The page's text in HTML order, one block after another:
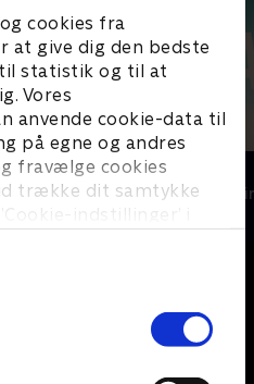
cookies fra
at give dig den bedste
til statistik og til at
Vores
anvende cookie-data til
på egne og andres
fravælge cookies
trække dit samtykke
indstillinger’ i
The Au Pair
Krimi &